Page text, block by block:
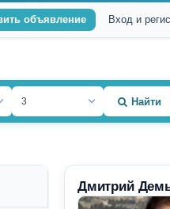
объявление Вход и
3 Найти
Дмитрий